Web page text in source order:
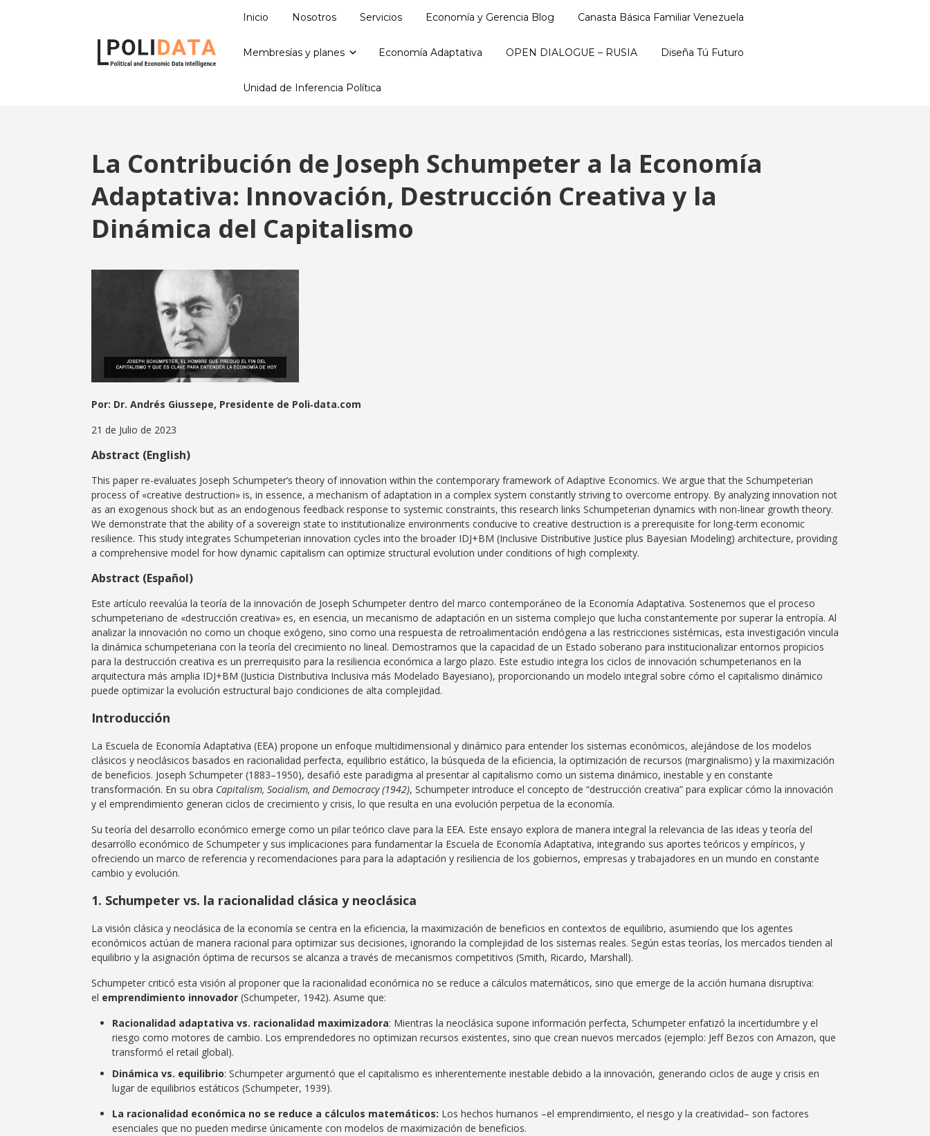
Inicio Nosotros Servicios Economía y Gerencia Blog Canasta Básica Familiar Venezuela
Membresías y planes Economía Adaptativa OPEN DIALOGUE – RUSIA Diseña Tú Futuro
Unidad de Inferencia Política
La Contribución de Joseph Schumpeter a la Economía
Adaptativa: Innovación, Destrucción Creativa y la
Dinámica del Capitalismo
Por: Dr. Andrés Giussepe, Presidente de Poli‑data.com
21 de Julio de 2023
Abstract (English)
This paper re-evaluates Joseph Schumpeter’s theory of innovation within the contemporary framework of Adaptive Economics. We argue that the Schumpeterian
process of «creative destruction» is, in essence, a mechanism of adaptation in a complex system constantly striving to overcome entropy. By analyzing innovation not
as an exogenous shock but as an endogenous feedback response to systemic constraints, this research links Schumpeterian dynamics with non-linear growth theory.
We demonstrate that the ability of a sovereign state to institutionalize environments conducive to creative destruction is a prerequisite for long-term economic
resilience. This study integrates Schumpeterian innovation cycles into the broader IDJ+BM (Inclusive Distributive Justice plus Bayesian Modeling) architecture, providing
a comprehensive model for how dynamic capitalism can optimize structural evolution under conditions of high complexity.
Abstract (Español)
Este artículo reevalúa la teoría de la innovación de Joseph Schumpeter dentro del marco contemporáneo de la Economía Adaptativa. Sostenemos que el proceso
schumpeteriano de «destrucción creativa» es, en esencia, un mecanismo de adaptación en un sistema complejo que lucha constantemente por superar la entropía. Al
analizar la innovación no como un choque exógeno, sino como una respuesta de retroalimentación endógena a las restricciones sistémicas, esta investigación vincula
la dinámica schumpeteriana con la teoría del crecimiento no lineal. Demostramos que la capacidad de un Estado soberano para institucionalizar entornos propicios
para la destrucción creativa es un prerrequisito para la resiliencia económica a largo plazo. Este estudio integra los ciclos de innovación schumpeterianos en la
arquitectura más amplia IDJ+BM (Justicia Distributiva Inclusiva más Modelado Bayesiano), proporcionando un modelo integral sobre cómo el capitalismo dinámico
puede optimizar la evolución estructural bajo condiciones de alta complejidad.
Introducción
La Escuela de Economía Adaptativa (EEA) propone un enfoque multidimensional y dinámico para entender los sistemas económicos, alejándose de los modelos
clásicos y neoclásicos basados en racionalidad perfecta, equilibrio estático, la búsqueda de la eficiencia, la optimización de recursos (marginalismo) y la maximización
de beneficios. Joseph Schumpeter (1883–1950), desafió este paradigma al presentar al capitalismo como un sistema dinámico, inestable y en constante
transformación. En su obra Capitalism, Socialism, and Democracy (1942), Schumpeter introduce el concepto de “destrucción creativa” para explicar cómo la innovación
y el emprendimiento generan ciclos de crecimiento y crisis, lo que resulta en una evolución perpetua de la economía.
Su teoría del desarrollo económico emerge como un pilar teórico clave para la EEA. Este ensayo explora de manera integral la relevancia de las ideas y teoría del
desarrollo económico de Schumpeter y sus implicaciones para fundamentar la Escuela de Economía Adaptativa, integrando sus aportes teóricos y empíricos, y
ofreciendo un marco de referencia y recomendaciones para para la adaptación y resiliencia de los gobiernos, empresas y trabajadores en un mundo en constante
cambio y evolución.
1. Schumpeter vs. la racionalidad clásica y neoclásica
La visión clásica y neoclásica de la economía se centra en la eficiencia, la maximización de beneficios en contextos de equilibrio, asumiendo que los agentes
económicos actúan de manera racional para optimizar sus decisiones, ignorando la complejidad de los sistemas reales. Según estas teorías, los mercados tienden al
equilibrio y la asignación óptima de recursos se alcanza a través de mecanismos competitivos (Smith, Ricardo, Marshall).
Schumpeter criticó esta visión al proponer que la racionalidad económica no se reduce a cálculos matemáticos, sino que emerge de la acción humana disruptiva:
el emprendimiento innovador (Schumpeter, 1942). Asume que:
Racionalidad adaptativa vs. racionalidad maximizadora: Mientras la neoclásica supone información perfecta, Schumpeter enfatizó la incertidumbre y el
riesgo como motores de cambio. Los emprendedores no optimizan recursos existentes, sino que crean nuevos mercados (ejemplo: Jeff Bezos con Amazon, que
transformó el retail global).
Dinámica vs. equilibrio: Schumpeter argumentó que el capitalismo es inherentemente inestable debido a la innovación, generando ciclos de auge y crisis en
lugar de equilibrios estáticos (Schumpeter, 1939).
La racionalidad económica no se reduce a cálculos matemáticos: Los hechos humanos –el emprendimiento, el riesgo y la creatividad– son factores
esenciales que no pueden medirse únicamente con modelos de maximización de beneficios.